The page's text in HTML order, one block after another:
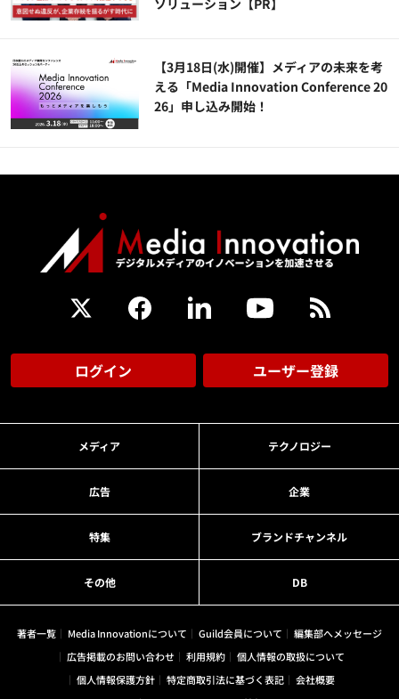
【3月18日(水)開催】メディアの未来を考
える「Media Innovation Conference 20
26」申し込み開始！
ログイン ユーザー登録
メディア テクノロジー
広告 企業
特集 ブランドチャンネル
その他 DB
著者一覧 Media Innovationについて Guild会員について
編集部へメッセージ
広告掲載のお問い合わせ
利用規約
個人情報の取扱について
個人情報保護方針
特定商取引法に基づく表記
会社概要